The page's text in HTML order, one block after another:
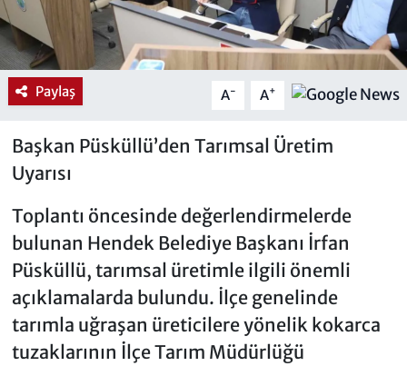
Paylaş A- A+
Başkan Püsküllü’den Tarımsal Üretim
Uyarısı
Toplantı öncesinde değerlendirmelerde
bulunan Hendek Belediye Başkanı İrfan
Püsküllü, tarımsal üretimle ilgili önemli
açıklamalarda bulundu. İlçe genelinde
tarımla uğraşan üreticilere yönelik kokarca
tuzaklarının İlçe Tarım Müdürlüğü